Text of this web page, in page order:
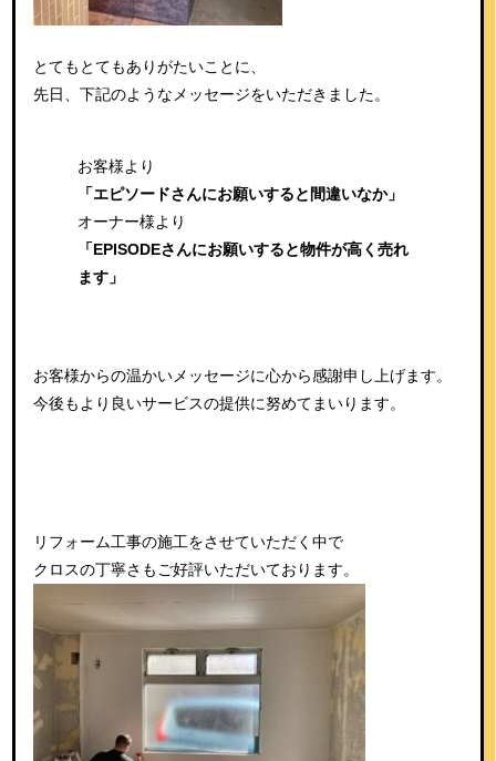
とてもとてもありがたいことに、
先日、下記のようなメッセージをいただきました。
お客様より
「エピソードさんにお願いすると間違いなか」
オーナー様より
「EPISODEさんにお願いすると物件が高く売れ
ます」
お客様からの温かいメッセージに心から感謝申し上げます。
今後もより良いサービスの提供に努めてまいります。
リフォーム工事の施工をさせていただく中で
クロスの丁寧さもご好評いただいております。